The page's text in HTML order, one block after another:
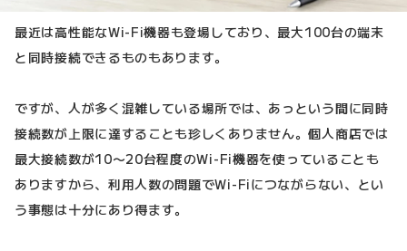
最近は高性能なWi-Fi機器も登場しており、最大100台の端末
と同時接続できるものもあります。
ですが、人が多く混雑している場所では、あっという間に同時
接続数が上限に達することも珍しくありません。個人商店では
最大接続数が10〜20台程度のWi-Fi機器を使っていることも
ありますから、利用人数の問題でWi-Fiにつながらない、とい
う事態は十分にあり得ます。